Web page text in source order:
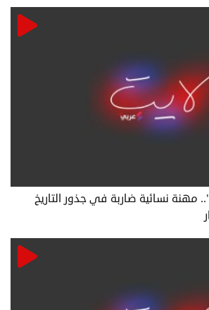
مهنة نسائية ضاربة في جذور التاريخ